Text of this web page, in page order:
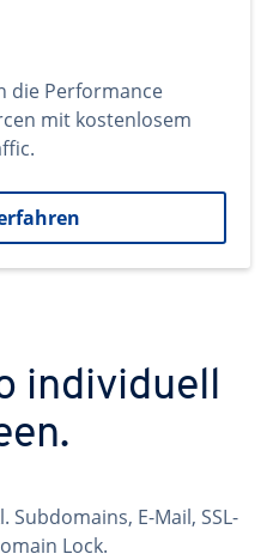
die Performance
mit kostenlosem
individuell
Subdomains, E-Mail, SSL-
Lock.